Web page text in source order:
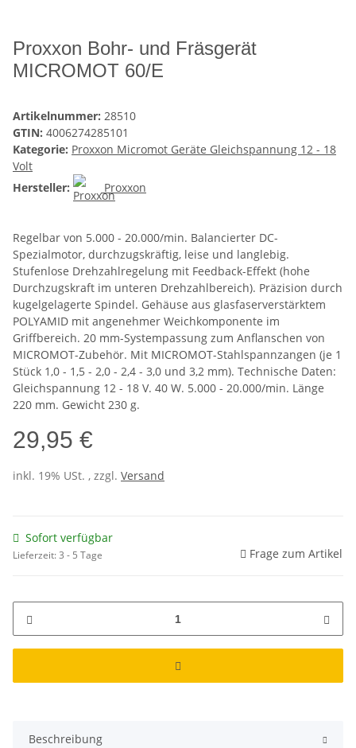
Proxxon Bohr- und Fräsgerät
MICROMOT 60/E
Artikelnummer: 28510
GTIN: 4006274285101
Kategorie: Proxxon Micromot Geräte Gleichspannung 12 - 18
Volt
Hersteller:
Proxxon
Regelbar von 5.000 - 20.000/min. Balancierter DC-
Spezialmotor, durchzugskräftig, leise und langlebig.
Stufenlose Drehzahlregelung mit Feedback-Effekt (hohe
Durchzugskraft im unteren Drehzahlbereich). Präzision durch
kugelgelagerte Spindel. Gehäuse aus glasfaserverstärktem
POLYAMID mit angenehmer Weichkomponente im
Griffbereich. 20 mm-Systempassung zum Anflanschen von
MICROMOT-Zubehör. Mit MICROMOT-Stahlspannzangen (je 1
Stück 1,0 - 1,5 - 2,0 - 2,4 - 3,0 und 3,2 mm). Technische Daten:
Gleichspannung 12 - 18 V. 40 W. 5.000 - 20.000/min. Länge
220 mm. Gewicht 230 g.
29,95 €
inkl. 19% USt. , zzgl. Versand
Sofort verfügbar
Lieferzeit:3 - 5 Tage Frage zum Artikel
Beschreibung